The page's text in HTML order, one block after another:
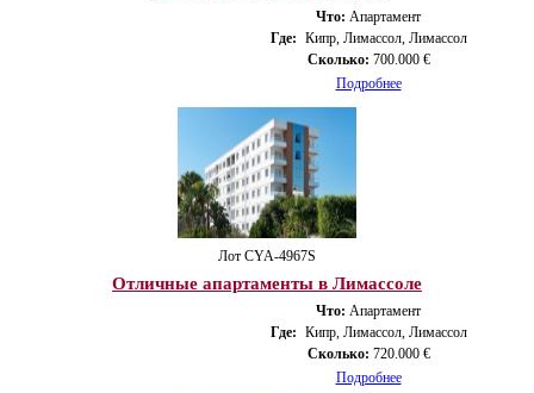
Что: Апартамент
Где: Кипр, Лимассол, Лимассол
Сколько: 700.000 €
Подробнее
Лот CYA-4967S
Отличные апартаменты в Лимассоле
Что: Апартамент
Где: Кипр, Лимассол, Лимассол
Сколько: 720.000 €
Подробнее